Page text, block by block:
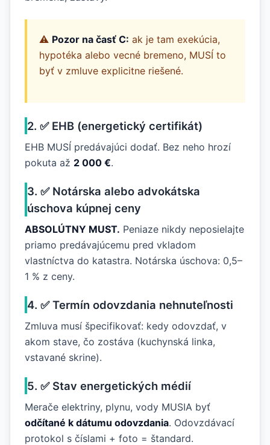
⚠️ Pozor na časť C: ak je tam exekúcia,
hypotéka alebo vecné bremeno, MUSÍ to
byť v zmluve explicitne riešené.
2. ✅ EHB (energetický certifikát)
EHB MUSÍ predávajúci dodať. Bez neho hrozí
pokuta až 2 000 €.
3. ✅ Notárska alebo advokátska
úschova kúpnej ceny
ABSOLÚTNY MUST. Peniaze nikdy neposielajte
priamo predávajúcemu pred vkladom
vlastníctva do katastra. Notárska úschova: 0,5–
1 % z ceny.
4. ✅ Termín odovzdania nehnuteľnosti
Zmluva musí špecifikovať: kedy odovzdať, v
akom stave, čo zostáva (kuchynská linka,
vstavané skrine).
5. ✅ Stav energetických médií
Merače elektriny, plynu, vody MUSIA byť
odčítané k dátumu odovzdania. Odovzdávací
protokol s číslami + foto = štandard.